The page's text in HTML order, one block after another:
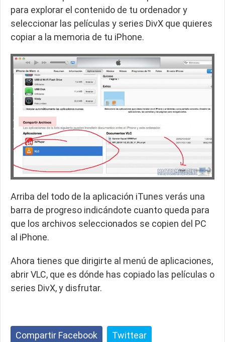
para explorar el contenido de tu ordenador y
seleccionar las películas y series DivX que quieres
copiar a la memoria de tu iPhone.
Arriba del todo de la aplicación iTunes verás una
barra de progreso indicándote cuanto queda para
que los archivos seleccionados se copien del PC
al iPhone.
Ahora tienes que dirigirte al menú de aplicaciones,
abrir VLC, que es dónde has copiado las películas o
series DivX, y disfrutar.
Compartir Facebook Twittear